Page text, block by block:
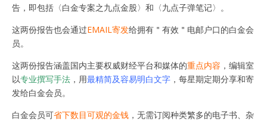
告，即包括〈白金专案之九点金股〉和〈九点子弹笔记〉。
这两份报告也会通过EMAIL寄发给拥有＂有效＂电邮户口的白金会
员。
这两份报告涵盖国内主要权威财经平台和媒体的重点内容 ，编辑室
以专业撰写手法 ，用最精简及容易明白文字 ，每星期定期分享和寄
发给白金会员。
白金会员可省下数目可观的金钱 ，无需订阅种类繁多的电子书、杂